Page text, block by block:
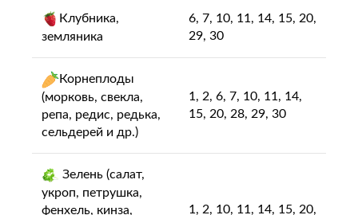
Клубника,
земляника
6, 7, 10, 11, 14, 15, 20,
29, 30
Корнеплоды
(морковь, свекла,
репа, редис, редька,
сельдерей и др.)
1, 2, 6, 7, 10, 11, 14,
15, 20, 28, 29, 30
Зелень (салат,
укроп, петрушка,
фенхель, кинза,
1, 2, 10, 11, 14, 15, 20,